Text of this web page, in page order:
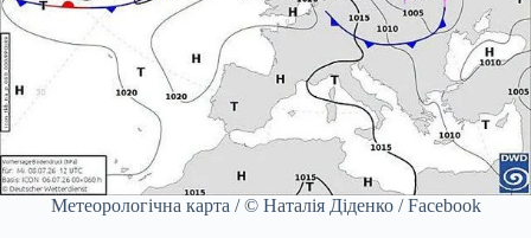
Метеорологічна карта / © Наталія Діденко / Facebook